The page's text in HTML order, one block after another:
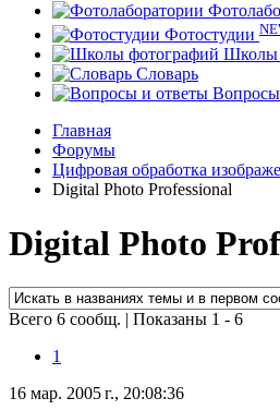
Фотостудии
Школы
Словарь
Главная
Форумы
Цифровая обработка
Digital Photo Professional
Digital Photo
Всего 6 сообщ. | Показаны 1 - 6
1
16 мар. 2005 г., 20:08:36